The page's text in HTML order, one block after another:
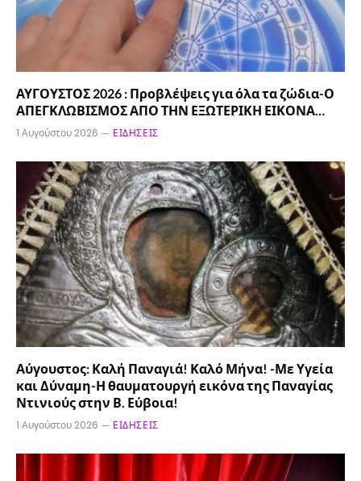
ΑΥΓΟΥΣΤΟΣ 2026 : Προβλέψεις για όλα τα ζώδια-Ο
ΑΠΕΓΚΛΩΒΙΣΜΟΣ ΑΠΟ ΤΗΝ ΕΞΩΤΕΡΙΚΗ ΕΙΚΟΝΑ…
1 Αυγούστου 2026 ΕΙΔΉΣΕΙΣ
Αύγουστος: Καλή Παναγιά! Καλό Μήνα! -Με Υγεία
και Δύναμη-Η θαυματουργή εικόνα της Παναγίας
Ντινιούς στην Β. Εύβοια!
1 Αυγούστου 2026 ΕΙΔΉΣΕΙΣ